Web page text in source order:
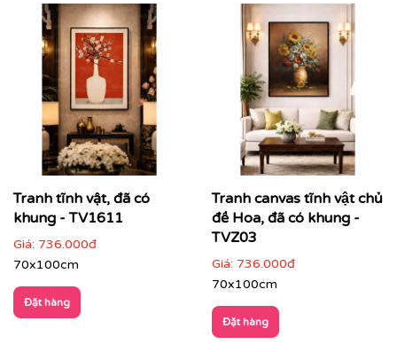
Tranh tĩnh vật, đã có
khung - TV1611
Giá: 736.000đ
70x100cm
Đặt hàng
Tranh canvas tĩnh vật chủ
đề Hoa, đã có khung -
TVZ03
Giá: 736.000đ
70x100cm
Đặt hàng